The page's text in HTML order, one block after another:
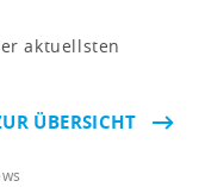
aktuellsten
ÜBERSICHT